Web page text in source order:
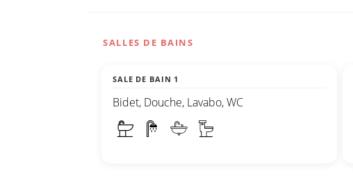
SALLES DE BAINS
SALE DE BAIN 1
Bidet, Douche, Lavabo, WC